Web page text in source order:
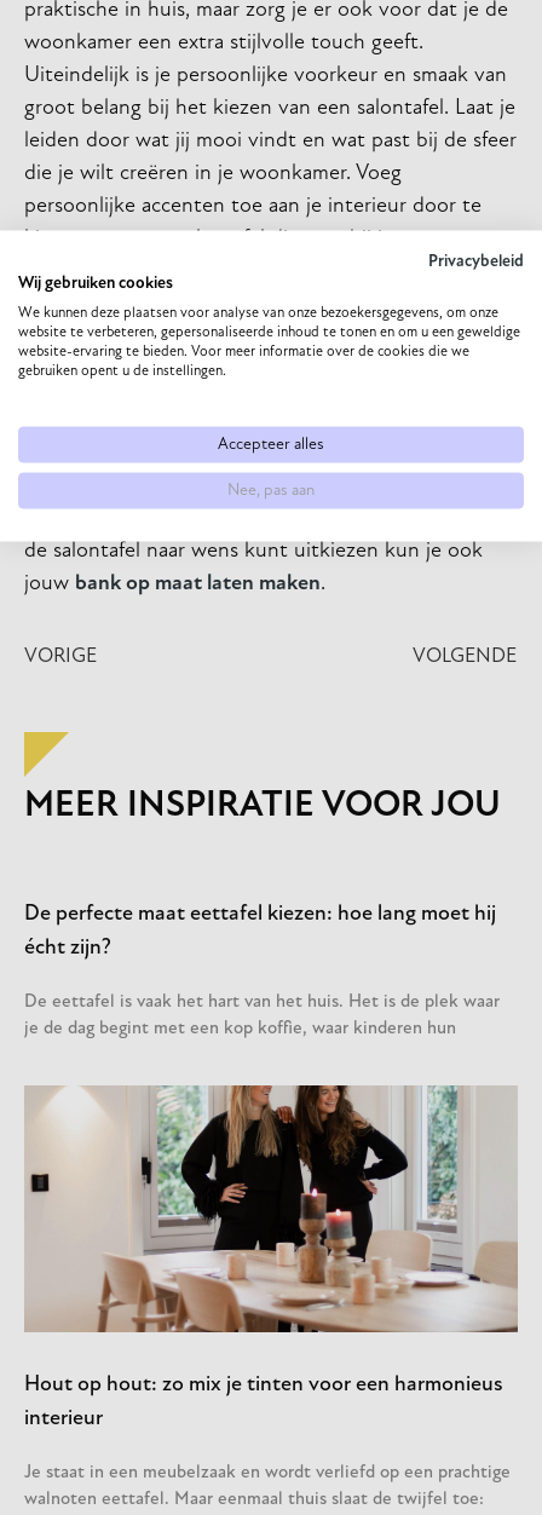
praktische in huis, maar zorg je er ook voor dat je de
woonkamer een extra stijlvolle touch geeft.
Uiteindelijk is je persoonlijke voorkeur en smaak van
groot belang bij het kiezen van een salontafel. Laat je
leiden door wat jij mooi vindt en wat past bij de sfeer
die je wilt creëren in je woonkamer. Voeg
persoonlijke accenten toe aan je interieur door te
esthetische voorkeuren en die een weerspiegeling is
van je persoonlijkheid.
Bij They & Me hebben we verschillende soorten
of salontafels van dekton of HPL. Kom je er toch niet
helemaal uit bij het combineren van je salontafel en
de salontafel naar wens kunt uitkiezen kun je ook
jouw bank op maat laten maken.
VORIGE VOLGENDE
MEER INSPIRATIE VOOR JOU
De perfecte maat eettafel kiezen: hoe lang moet hij
écht zijn?
De eettafel is vaak het hart van het huis. Het is de plek waar
je de dag begint met een kop koffie, waar kinderen hun
Hout op hout: zo mix je tinten voor een harmonieus
interieur
Je staat in een meubelzaak en wordt verliefd op een prachtige
walnoten eettafel. Maar eenmaal thuis slaat de twijfel toe:
Privacybeleid
Wij gebruiken cookies
We kunnen deze plaatsen voor analyse van onze bezoekersgegevens, om onze
website te verbeteren, gepersonaliseerde inhoud te tonen en om u een geweldige
website-ervaring te bieden. Voor meer informatie over de cookies die we
gebruiken opent u de instellingen.
Accepteer alles
Nee, pas aan